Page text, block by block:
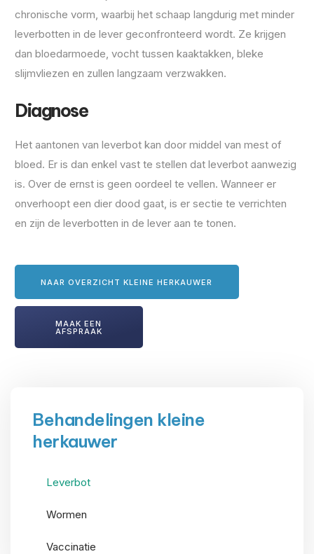
chronische vorm, waarbij het schaap langdurig met minder
leverbotten in de lever geconfronteerd wordt. Ze krijgen
dan bloedarmoede, vocht tussen kaaktakken, bleke
slijmvliezen en zullen langzaam verzwakken.
Diagnose
Het aantonen van leverbot kan door middel van mest of
bloed. Er is dan enkel vast te stellen dat leverbot aanwezig
is. Over de ernst is geen oordeel te vellen. Wanneer er
onverhoopt een dier dood gaat, is er sectie te verrichten
en zijn de leverbotten in de lever aan te tonen.
NAAR OVERZICHT KLEINE HERKAUWER
MAAK EEN
AFSPRAAK
Behandelingen kleine
herkauwer
Leverbot
Wormen
Vaccinatie